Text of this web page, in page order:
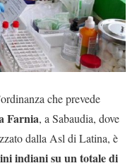
che prevede
Farnia, a Sabaudia, dove
dalla Asl di Latina, è
indiani su un totale di